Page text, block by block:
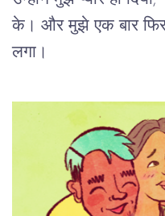
के। और मुझे एक बार
लगा।